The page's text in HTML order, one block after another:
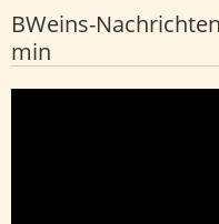
BWeins-
min